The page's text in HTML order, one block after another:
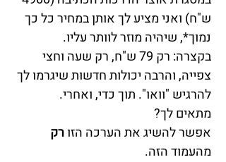
ש"ח) ואני מציע לך אותן במחיר כל כך
נמוך*, שיהיה מוזר לוותר עליו.
בקצרה: רק 79 ש"ח, רק שעה וחצי
צפייה, והרבה יכולות חדשות שיגרמו לך
להרגיש "וואו". תוך כדי, ואחרי.
מתאים לך?
אפשר להשיג את הערכה הזו רק
מהעמוד הזה.